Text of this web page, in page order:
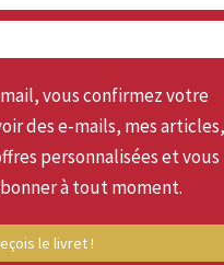
vous confirmez votre
des e-mails, mes articles,
personnalisées et vous
à tout moment.
le livret !